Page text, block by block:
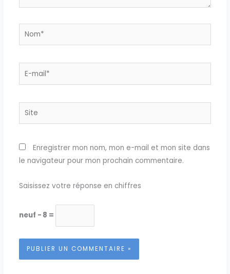
Nom*
E-
Site
Enregistrer mon nom, mon e-mail et mon site dans
le navigateur pour mon prochain commentaire.
Saisissez votre réponse en chiffres
neuf − 8 =